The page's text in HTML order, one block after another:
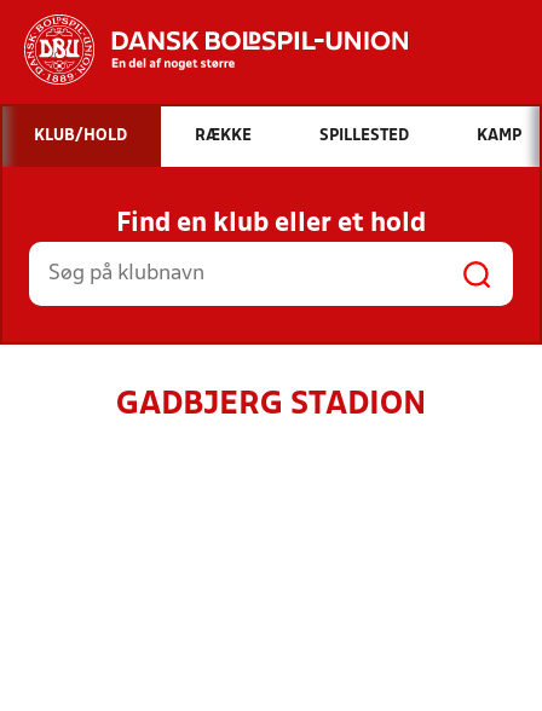
Hvad vil du søge efter?
INDHOLD OG NYHEDER
STILLINGER, RESULTATER, KLUBBER OG
HOLD
KLUB/HOLD RÆKKE SPILLESTED KAMP
Find en klub eller et hold
GADBJERG STADION